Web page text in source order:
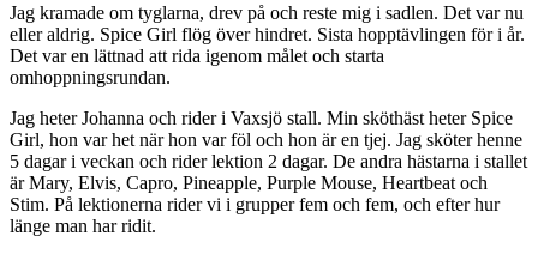
Jag kramade om tyglarna, drev på och reste mig i sadlen. Det var nu
eller aldrig. Spice Girl flög över hindret. Sista hopptävlingen för i år.
Det var en lättnad att rida igenom målet och starta
omhoppningsrundan.
Jag heter Johanna och rider i Vaxsjö stall. Min sköthäst heter Spice
Girl, hon var het när hon var föl och hon är en tjej. Jag sköter henne
5 dagar i veckan och rider lektion 2 dagar. De andra hästarna i stallet
är Mary, Elvis, Capro, Pineapple, Purple Mouse, Heartbeat och
Stim. På lektionerna rider vi i grupper fem och fem, och efter hur
länge man har ridit.